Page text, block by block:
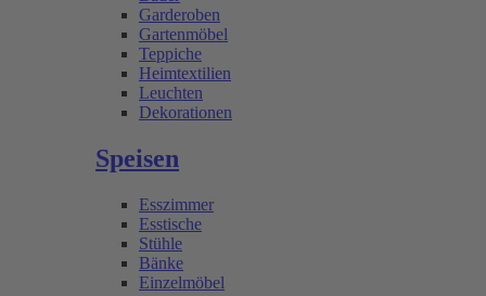
Garderoben
Gartenmöbel
Teppiche
Heimtextilien
Leuchten
Dekorationen
Speisen
Esszimmer
Esstische
Stühle
Bänke
Einzelmöbel